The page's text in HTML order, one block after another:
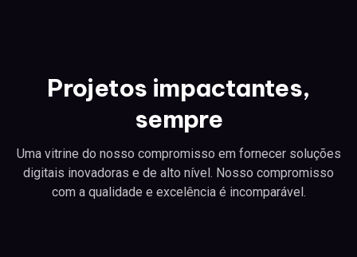
Projetos impactantes,
sempre
Uma vitrine do nosso compromisso em fornecer soluções
digitais inovadoras e de alto nível. Nosso compromisso
com a qualidade e excelência é incomparável.